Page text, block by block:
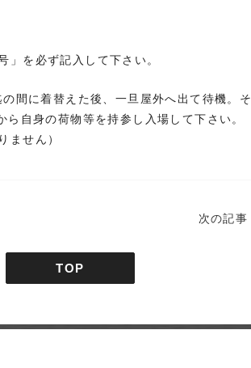
を必ず記入して下さい。
間に着替えた後、一旦屋外へ出て待機。そ
自身の荷物等を持参し入場して下さい。
ません）
次の記事
TOP